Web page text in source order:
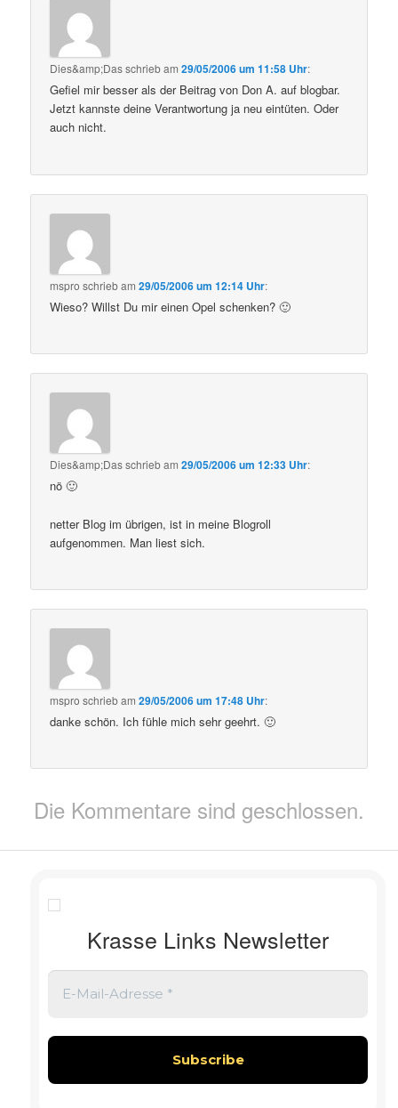
Dies&amp;Dasschriebam29/05/2006 um 11:58 Uhr:
Gefiel mir besser als der Beitrag von Don A. auf blogbar.
Jetzt kannste deine Verantwortung ja neu eintüten. Oder
auch nicht.
mspro schriebam29/05/2006 um 12:14 Uhr:
Wieso? Willst Du mir einen Opel schenken? 🙂
Dies&amp;Dasschriebam29/05/2006 um 12:33 Uhr:
nö 🙂
netter Blog im übrigen, ist in meine Blogroll
aufgenommen. Man liest sich.
mspro schriebam29/05/2006 um 17:48 Uhr:
danke schön. Ich fühle mich sehr geehrt. 🙂
Die Kommentare sind geschlossen.
Krasse Links Newsletter